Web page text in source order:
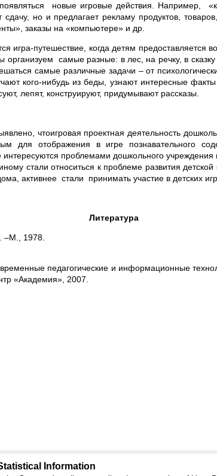
новые игровые действия. Например,
но и предлагает рекламу продуктов,
заказы на «компьютере» и др.
игра-путешествие, когда детям предоставляется
самые разные: в лес, на речку, в
самые различные задачи – от
кого-нибудь из беды, узнают интересные факты
лепят, конструируют, придумывают рассказы.
чтоигровая проектная деятельность
для отображения в игре познавательного
проблемами дошкольного учреждения
стали относиться к проблеме развития
активнее стали принимать участие в детских
Литература
–М., 1978.
педагогические и информационные
«Академия», 2007.
Information